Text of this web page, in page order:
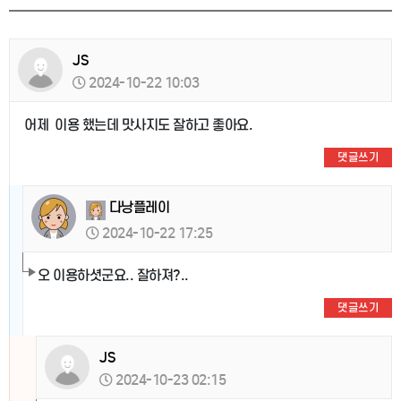
JS
2024-10-22 10:03
어제 이용 했는데 맛사지도 잘하고 좋아요.
댓글쓰기
다낭플레이
2024-10-22 17:25
오 이용하셧군요.. 잘하져?..
댓글쓰기
JS
2024-10-23 02:15